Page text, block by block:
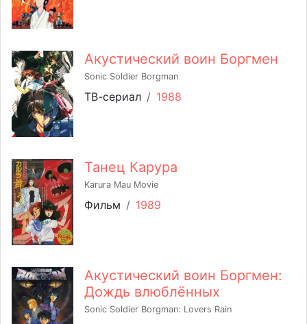
Акустический воин Боргмен
Sonic Soldier Borgman
ТВ-сериал / 1988
Танец Карура
Karura Mau Movie
Фильм / 1989
Акустический воин Боргмен:
Дождь влюблённых
Sonic Soldier Borgman: Lovers Rain